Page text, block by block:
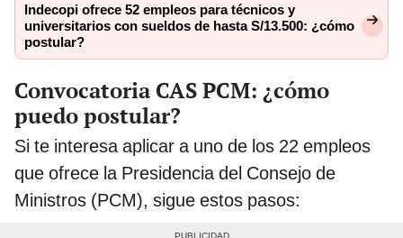
Indecopi ofrece 52 empleos para técnicos y
universitarios con sueldos de hasta S/13.500: ¿cómo
postular?
Convocatoria CAS PCM: ¿cómo
puedo postular?
Si te interesa aplicar a uno de los 22 empleos
que ofrece la Presidencia del Consejo de
Ministros (PCM), sigue estos pasos: